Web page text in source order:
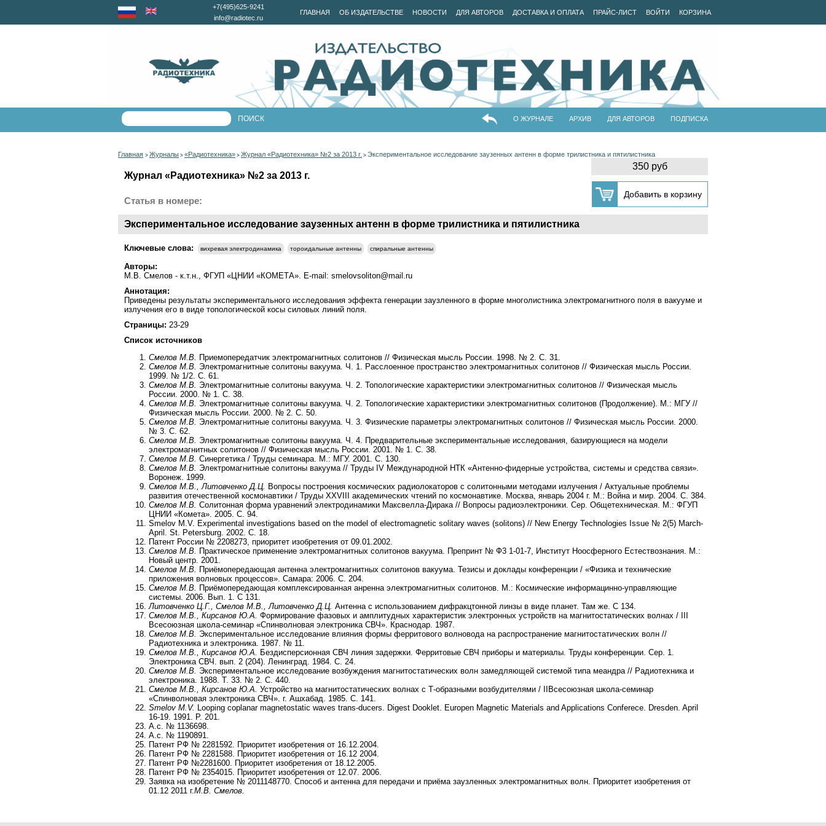
ГЛАВНАЯ ОБ ИЗДАТЕЛЬСТВЕ НОВОСТИ ДЛЯ АВТОРОВ ДОСТАВКА И ОПЛАТА ПРАЙС-ЛИСТ ВОЙТИ КОРЗИНА
+7(495)625-9241
info@radiotec.ru
О ЖУРНАЛЕ АРХИВ ДЛЯ АВТОРОВ ПОДПИСКА
Главная > Журналы > «Радиотехника» > Журнал «Радиотехника» №2 за 2013 г. > Экспериментальное исследование заузенных антенн в форме трилистника и пятилистника
350 руб
Журнал «Радиотехника» №2 за 2013 г.
Статья в номере:
Экспериментальное исследование заузенных антенн в форме трилистника и пятилистника
Ключевые слова: вихревая электродинамика тороидальные антенны спиральные антенны
Авторы:
М.В. Смелов - к.т.н., ФГУП «ЦНИИ «КОМЕТА». E-mail: smelovsoliton@mail.ru
Аннотация:
Приведены результаты экспериментального исследования эффекта генерации заузленного в форме многолистника электромагнитного поля в вакууме и
излучения его в виде топологической косы силовых линий поля.
Страницы: 23-29
Список источников
Смелов М.В. Приемопередатчик электромагнитных солитонов // Физическая мысль России. 1998. № 2. С. 31.
Смелов М.В. Электромагнитные солитоны вакуума. Ч. 1. Расслоенное пространство электромагнитных солитонов // Физическая мысль России.
1999. № 1/2. С. 61.
Смелов М.В. Электромагнитные солитоны вакуума. Ч. 2. Топологические характеристики электромагнитных солитонов // Физическая мысль
России. 2000. № 1. С. 38.
Смелов М.В. Электромагнитные солитоны вакуума. Ч. 2. Топологические характеристики электромагнитных солитонов (Продолжение). М.: МГУ //
Физическая мысль России. 2000. № 2. С. 50.
Смелов М.В. Электромагнитные солитоны вакуума. Ч. 3. Физические параметры электромагнитных солитонов // Физическая мысль России. 2000.
№ 3. С. 62.
Смелов М.В. Электромагнитные солитоны вакуума. Ч. 4. Предварительные экспериментальные исследования, базирующиеся на модели
электромагнитных солитонов // Физическая мысль России. 2001. № 1. С. 38.
Смелов М.В. Синергетика / Труды семинара. М.: МГУ. 2001. С. 130.
Смелов М.В. Электромагнитные солитоны вакуума // Труды IV Международной НТК «Антенно-фидерные устройства, системы и средства связи».
Воронеж. 1999.
Смелов М.В., Литовченко Д.Ц. Вопросы построения космических радиолокаторов с солитонными методами излучения / Актуальные проблемы
развития отечественной космонавтики / Труды ХХVIII академических чтений по космонавтике. Москва, январь 2004 г. М.: Война и мир. 2004. С. 384.
Смелов М.В. Солитонная форма уравнений электродинамики Максвелла-Дирака // Вопросы радиоэлектроники. Сер. Общетехническая. М.: ФГУП
ЦНИИ «Комета». 2005. С. 94.
Smelov M.V. Experimental investigations based on the model of electromagnetic solitary waves (solitons) // New Energy Technologies Issue № 2(5) March-
April. St. Petersburg. 2002. C. 18.
Патент России № 2208273, приоритет изобретения от 09.01.2002.
Смелов М.В. Практическое применение электромагнитных солитонов вакуума. Препринт № Ф3 1-01-7, Институт Ноосферного Естествознания. М.:
Новый центр. 2001.
Смелов М.В. Приёмопередающая антенна электромагнитных солитонов вакуума. Тезисы и доклады конференции / «Физика и технические
приложения волновых процессов». Самара: 2006. С. 204.
Смелов М.В. Приёмопередающая комплексированная анренна электромагнитных солитонов. М.: Космические информацинно-управляющие
системы. 2006. Вып. 1. С 131.
Литовченко Ц.Г., Смелов М.В., Литовченко Д.Ц. Антенна с использованием дифракцтонной линзы в виде планет. Там же. С 134.
Смелов М.В., Кирсанов Ю.А. Формирование фазовых и амплитудных характеристик электронных устройств на магнитостатических волнах / III
Всесоюзная школа-семинар «Спинволновая электроника СВЧ». Краснодар. 1987.
Смелов М.В. Экспериментальное исследование влияния формы ферритового волновода на распространение магнитостатических волн //
Радиотехника и электроника. 1987. № 11.
Смелов М.В., Кирсанов Ю.А. Бездисперсионная СВЧ линия задержки. Ферритовые СВЧ приборы и материалы. Труды конференции. Сер. 1.
Электроника СВЧ. вып. 2 (204). Ленинград. 1984. С. 24.
Смелов М.В. Экспериментальное исследование возбуждения магнитостатических волн замедляющей системой типа меандра // Радиотехника и
электроника. 1988. Т. 33. № 2. С. 440.
Смелов М.В., Кирсанов Ю.А. Устройство на магнитостатических волнах с Т-образными возбудителями / IIВсесоюзная школа-семинар
«Спинволновая электроника СВЧ». г. Ашхабад. 1985. С. 141.
Smelov M.V. Looping coplanar magnetostatic waves trans-ducers. Digest Dooklet. Europen Magnetic Materials and Applications Conferece. Dresden. April
16-19. 1991. P. 201.
А.с. № 1136698.
А.с. № 1190891.
Патент РФ № 2281592. Приоритет изобретения от 16.12.2004.
Патент РФ № 2281588. Приоритет изобретения от 16.12 2004.
Патент РФ №2281600. Приоритет изобретения от 18.12.2005.
Патент РФ № 2354015. Приоритет изобретения от 12.07. 2006.
Заявка на изобретение № 2011148770. Способ и антенна для передачи и приёма заузленных электромагнитных волн. Приоритет изобретения от
01.12 2011 г.М.В. Смелов.